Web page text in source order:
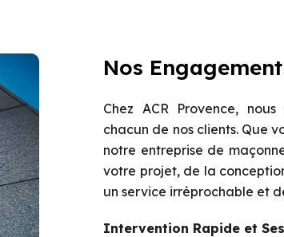
Nos
Chez ACR Provence,
chacun de nos clients. Que
notre entreprise de
votre projet, de la
un service irréprochable et
Intervention Rapide et